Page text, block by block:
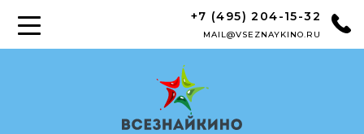
MAIL@VSEZNAYKINO.RU
+7 (495) 204-15-32